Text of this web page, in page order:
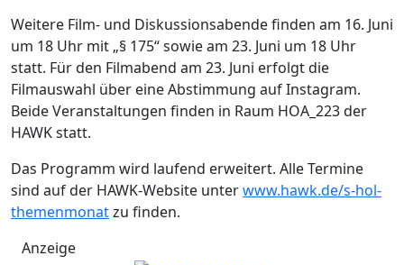
Weitere Film- und Diskussionsabende finden am 16. Juni
um 18 Uhr mit „§ 175“ sowie am 23. Juni um 18 Uhr
statt. Für den Filmabend am 23. Juni erfolgt die
Filmauswahl über eine Abstimmung auf Instagram.
Beide Veranstaltungen finden in Raum HOA_223 der
HAWK statt.
Das Programm wird laufend erweitert. Alle Termine
sind auf der HAWK-Website unterwww.hawk.de/s-hol-
themenmonatzu finden.
Anzeige